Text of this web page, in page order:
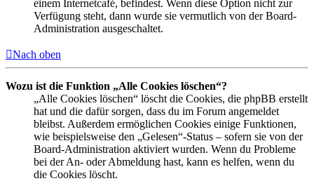
einem Internetcafé, befindest. Wenn diese Option nicht zur
Verfügung steht, dann wurde sie vermutlich von der Board-
Administration ausgeschaltet.
Nach oben
Wozu ist die Funktion „Alle Cookies löschen“?
„Alle Cookies löschen“ löscht die Cookies, die phpBB erstellt
hat und die dafür sorgen, dass du im Forum angemeldet
bleibst. Außerdem ermöglichen Cookies einige Funktionen,
wie beispielsweise den „Gelesen“-Status – sofern sie von der
Board-Administration aktiviert wurden. Wenn du Probleme
bei der An- oder Abmeldung hast, kann es helfen, wenn du
die Cookies löscht.